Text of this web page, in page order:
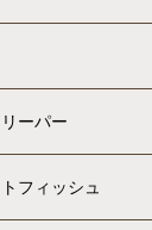
ーパー
フィッシュ